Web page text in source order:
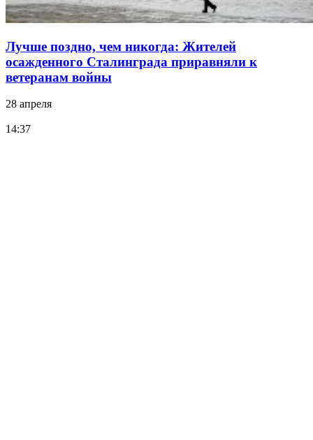
Лучше поздно, чем никогда: Жителей
осажденного Сталинграда приравняли к
ветеранам войны
28 апреля
14:37